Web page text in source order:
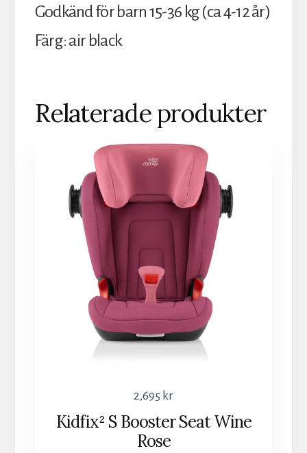
Godkänd för barn 15-36 kg (ca 4-12 år)
Färg: air black
Relaterade produkter
2,695 kr
Kidfix² S Booster Seat Wine
Rose